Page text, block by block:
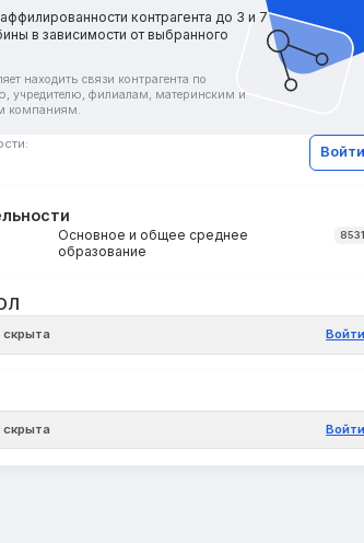
контрагента до 3 и 7
в зависимости от выбранного
находить связи контрагента по
учредителю, филиалам, материнским и
компаниям.
Войти
Основное и общее среднее
образование
Войти
Войти